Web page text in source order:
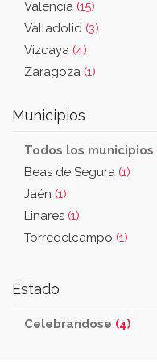
Valencia (15)
Valladolid (3)
Vizcaya (4)
Zaragoza (1)
Municipios
Todos los municipios
Beas de Segura (1)
Jaén (1)
Linares (1)
Torredelcampo (1)
Estado
Celebrandose (4)